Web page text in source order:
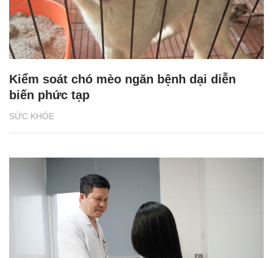
SỨC KHỎE
Kiểm soát chó mèo ngăn bệnh dại diễn
biến phức tạp